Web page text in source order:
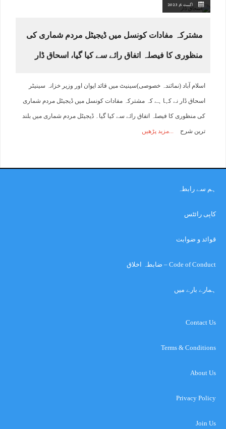
اگست 6, 2023
مشترکہ مفادات کونسل میں ڈیجیٹل مردم شماری کی
منظوری کا فیصلہ اتفاق رائے سے کیا گیا، اسحاق ڈار
اسلام آباد (نمائندہ خصوصی)سینیٹ میں قائد ایوان اور وزیر خزانہ سینیٹر
اسحاق ڈار نے کہا ہے کہ مشترکہ مفادات کونسل میں ڈیجیٹل مردم شماری
کی منظوری کا فیصلہ اتفاق رائے سے کیا گیا۔ ڈیجیٹل مردم شماری میں بلند
ترین شرح مزید پڑھیں
ہم سے رابطہ
کاپی رائٹس
قوائد و ضوابت
Code of Conduct – ضابطہ اخلاق
ہمارے بارے میں
Contact Us
Terms & Conditions
About Us
Privacy Policy
Join Us